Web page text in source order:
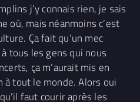
j’y connais rien, je sais
où, mais néanmoins c’est
Ça fait qu’un mec
tous les gens qui nous
ça m’aurait mis en
à tout le monde. Alors oui
faut courir après les